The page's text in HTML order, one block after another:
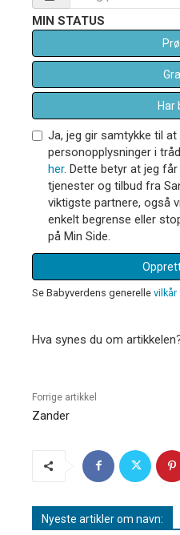
MIN STATUS
Har
Ja, jeg gir samtykke til
personopplysninger i
her. Dette betyr at jeg
tjenester og tilbud fra
viktigste partnere, også
enkelt begrense eller
på Min Side.
Se Babyverdens generelle vilkår
Hva synes du om
Forrige artikkel
Zander
Nyeste artikler om navn: